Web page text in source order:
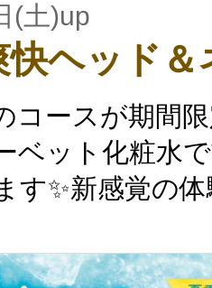
(土)up
快ヘッド＆
コースが期間
ベット化粧水
す✨新感覚の